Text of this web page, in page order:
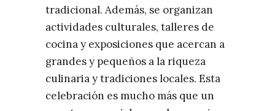
tradicional. Además, se organizan
actividades culturales, talleres de
cocina y exposiciones que acercan a
grandes y pequeños a la riqueza
culinaria y tradiciones locales. Esta
celebración es mucho más que un